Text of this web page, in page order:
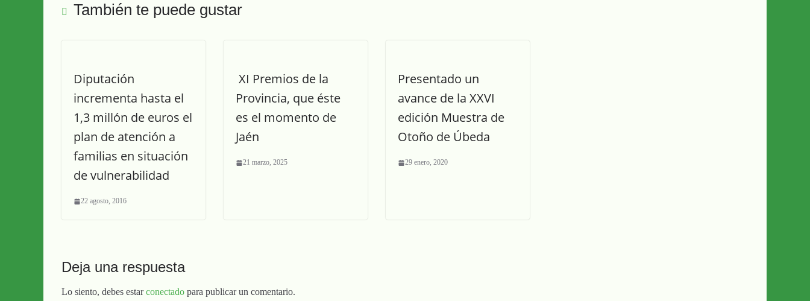
También te puede gustar
Diputación
incrementa hasta el
1,3 millón de euros el
plan de atención a
familias en situación
de vulnerabilidad
22 agosto, 2016
XI Premios de la
Provincia, que éste
es el momento de
Jaén
21 marzo, 2025
Presentado un
avance de la XXVI
edición Muestra de
Otoño de Úbeda
29 enero, 2020
Deja una respuesta
Lo siento, debes estarconectado para publicar un comentario.